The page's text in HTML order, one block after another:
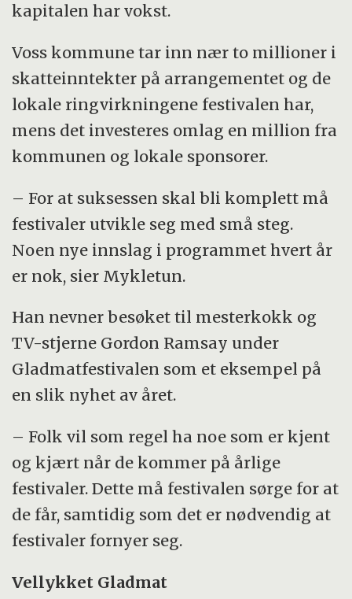
kapitalen har vokst.
Voss kommune tar inn nær to millioner i
skatteinntekter på arrangementet og de
lokale ringvirkningene festivalen har,
mens det investeres omlag en million fra
kommunen og lokale sponsorer.
– For at suksessen skal bli komplett må
festivaler utvikle seg med små steg.
Noen nye innslag i programmet hvert år
er nok, sier Mykletun.
Han nevner besøket til mesterkokk og
TV-stjerne Gordon Ramsay under
Gladmatfestivalen som et eksempel på
en slik nyhet av året.
– Folk vil som regel ha noe som er kjent
og kjært når de kommer på årlige
festivaler. Dette må festivalen sørge for at
de får, samtidig som det er nødvendig at
festivaler fornyer seg.
Vellykket Gladmat